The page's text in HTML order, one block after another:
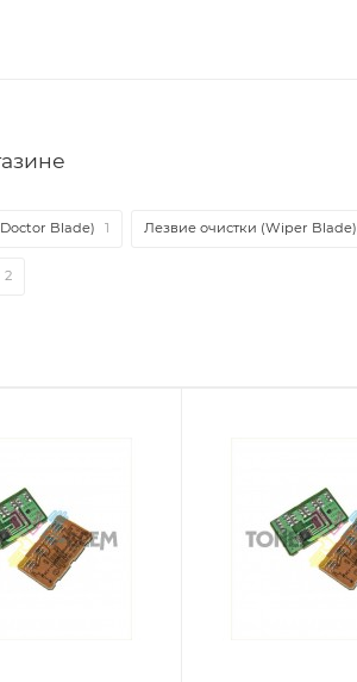
Blade) 1 Лезвие очистки (Wiper Blade)
2